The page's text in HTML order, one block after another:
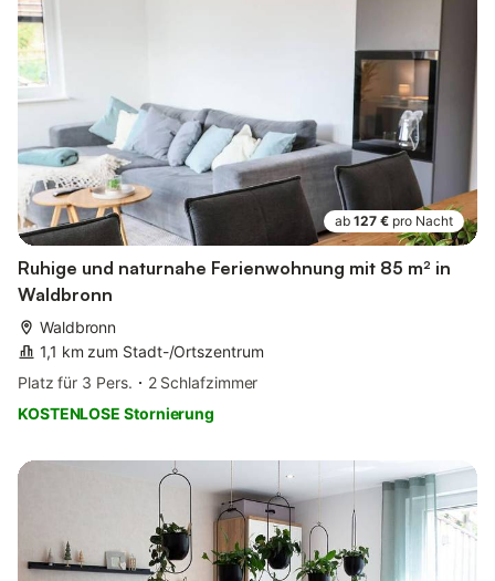
ab 127 € pro Nacht
Ruhige und naturnahe Ferienwohnung mit 85 m² in
Waldbronn
Waldbronn
1,1 km zum Stadt-/Ortszentrum
Platz für 3 Pers.
2 Schlafzimmer
KOSTENLOSE Stornierung